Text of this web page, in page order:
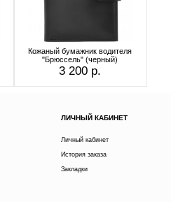
Кожаный бумажник водителя
"Брюссель" (черный)
3 200 р.
ЛИЧНЫЙ КАБИНЕТ
Личный кабинет
История заказа
Закладки